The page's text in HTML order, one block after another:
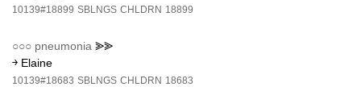
10139#18899 SBLNGS CHLDRN 18899
○○○ pneumonia ⪢⪢
￫ Elaine
10139#18683 SBLNGS CHLDRN 18683